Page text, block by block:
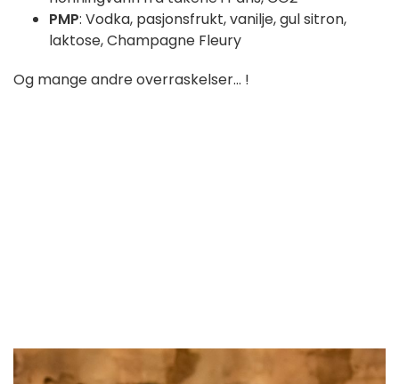
PMP: Vodka, pasjonsfrukt, vanilje, gul sitron,
laktose, Champagne Fleury
Og mange andre overraskelser... !